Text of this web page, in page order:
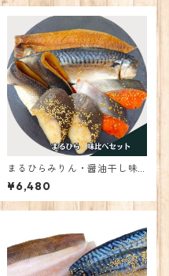
まるひらみりん・醤油干し味
比べセット
¥6,480